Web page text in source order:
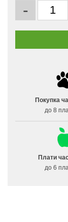
-
Покупка
до 8
Плати
до 6